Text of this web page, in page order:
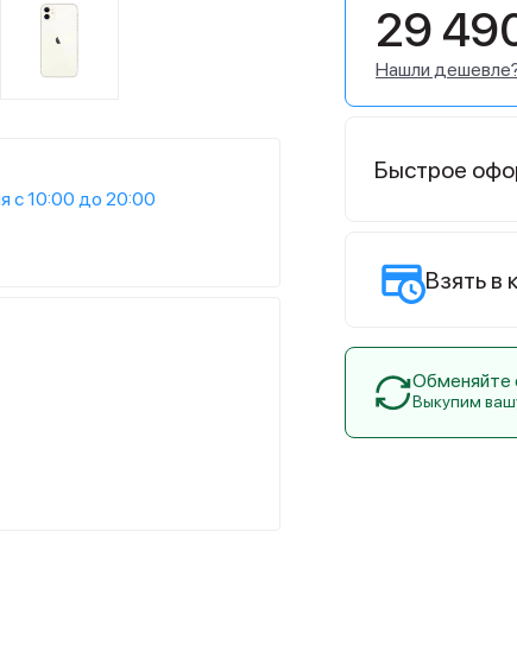
с 10:00 до 20:00
29
Нашли
Быстрое
Взять в
Обменяйте
Выкупим